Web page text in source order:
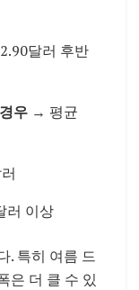
달러 후반
우 → 평균
러 이상
. 특히 여름 드
은 더 클 수 있